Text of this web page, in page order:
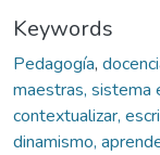
Keywords
Pedagogía,
maestras, sistema
contextualizar,
dinamismo,